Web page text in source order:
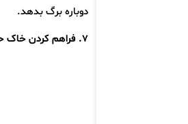
دوباره برگ بدهد.
۷. فراهم کردن خاک حاصلخیز و با زهکشی خوب